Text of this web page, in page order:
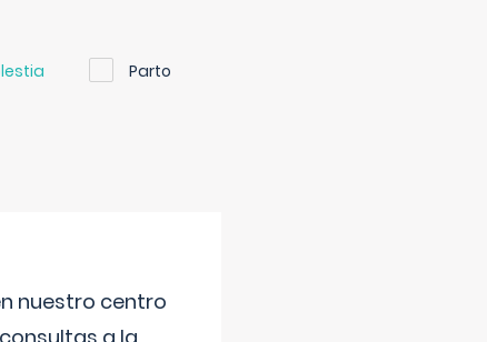
Parto
nuestro centro